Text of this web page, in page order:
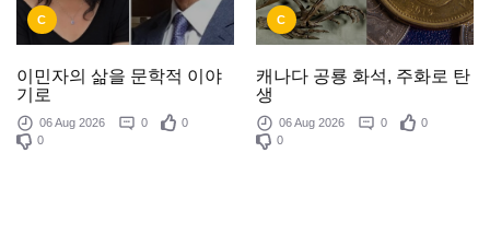
C
이민자의 삶을 문학적 이야
기로
06 Aug 2026 0
0
0
C
캐나다 공룡 화석, 주화로 탄
생
06 Aug 2026 0
0
0